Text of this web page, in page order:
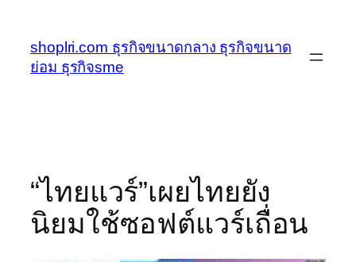
เนื้อหา
shoplri.com ธุรกิจขนาดกลาง ธุรกิจขนาด
ย่อม ธุรกิจsme
“ไทยแวร์”เผยไทยยัง
นิยมใช้ซอฟต์แวร์เถื่อน